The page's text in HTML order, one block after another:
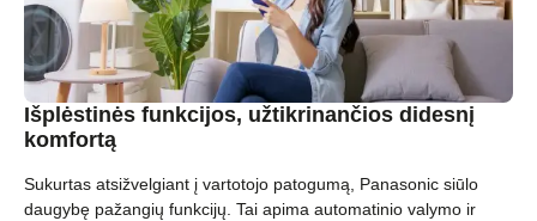
Išplėstinės funkcijos, užtikrinančios didesnį
komfortą
Sukurtas atsižvelgiant į vartotojo patogumą, Panasonic siūlo
daugybę pažangių funkcijų. Tai apima automatinio valymo ir